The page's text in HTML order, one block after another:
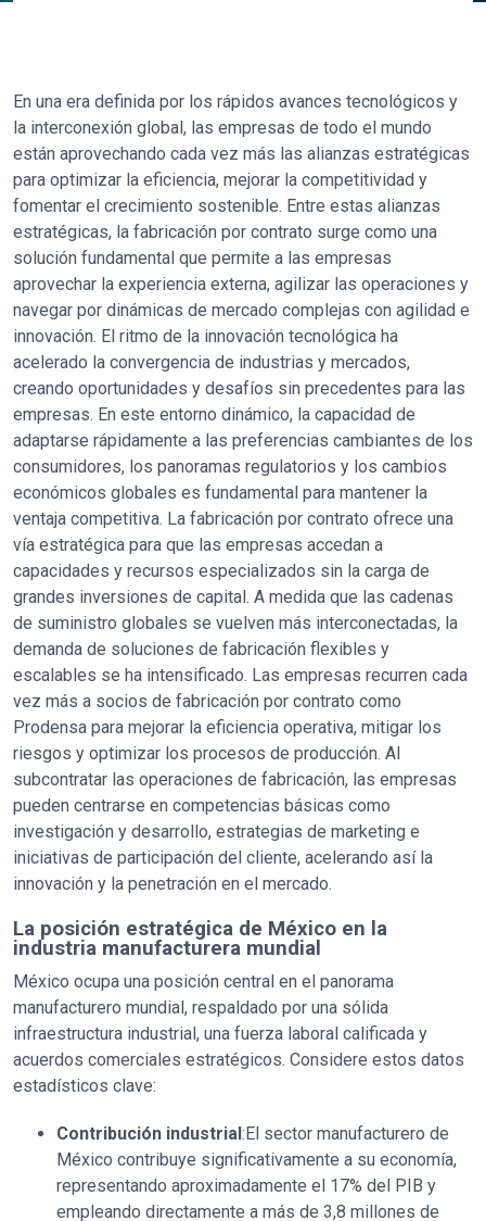
En una era definida por los rápidos avances tecnológicos y
la interconexión global, las empresas de todo el mundo
están aprovechando cada vez más las alianzas estratégicas
para optimizar la eficiencia, mejorar la competitividad y
fomentar el crecimiento sostenible. Entre estas alianzas
estratégicas, la fabricación por contrato surge como una
solución fundamental que permite a las empresas
aprovechar la experiencia externa, agilizar las operaciones y
navegar por dinámicas de mercado complejas con agilidad e
innovación. El ritmo de la innovación tecnológica ha
acelerado la convergencia de industrias y mercados,
creando oportunidades y desafíos sin precedentes para las
empresas. En este entorno dinámico, la capacidad de
adaptarse rápidamente a las preferencias cambiantes de los
consumidores, los panoramas regulatorios y los cambios
económicos globales es fundamental para mantener la
ventaja competitiva. La fabricación por contrato ofrece una
vía estratégica para que las empresas accedan a
capacidades y recursos especializados sin la carga de
grandes inversiones de capital. A medida que las cadenas
de suministro globales se vuelven más interconectadas, la
demanda de soluciones de fabricación flexibles y
escalables se ha intensificado. Las empresas recurren cada
vez más a socios de fabricación por contrato como
Prodensa para mejorar la eficiencia operativa, mitigar los
riesgos y optimizar los procesos de producción. Al
subcontratar las operaciones de fabricación, las empresas
pueden centrarse en competencias básicas como
investigación y desarrollo, estrategias de marketing e
iniciativas de participación del cliente, acelerando así la
innovación y la penetración en el mercado.
La posición estratégica de México en la
industria manufacturera mundial
México ocupa una posición central en el panorama
manufacturero mundial, respaldado por una sólida
infraestructura industrial, una fuerza laboral calificada y
acuerdos comerciales estratégicos. Considere estos datos
estadísticos clave:
Contribución industrial:El sector manufacturero de
México contribuye significativamente a su economía,
representando aproximadamente el 17% del PIB y
empleando directamente a más de 3,8 millones de